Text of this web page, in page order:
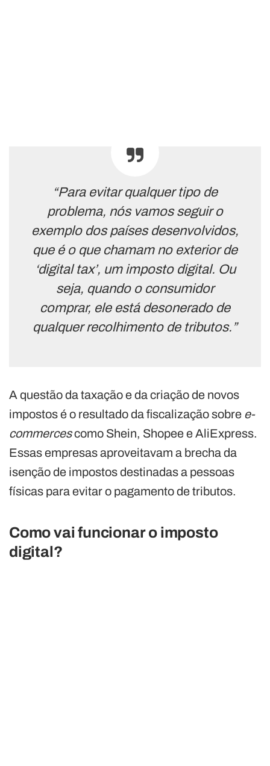
“Para evitar qualquer tipo de
problema, nós vamos seguir o
exemplo dos países desenvolvidos,
que é o que chamam no exterior de
‘digital tax’, um imposto digital. Ou
seja, quando o consumidor
comprar, ele está desonerado de
qualquer recolhimento de tributos.”
A questão da taxação e da criação de novos
impostos é o resultado da fiscalização sobre e-
commercescomo Shein, Shopee e AliExpress.
Essas empresas aproveitavam a brecha da
isenção de impostos destinadas a pessoas
físicas para evitar o pagamento de tributos.
Como vai funcionar o imposto
digital?